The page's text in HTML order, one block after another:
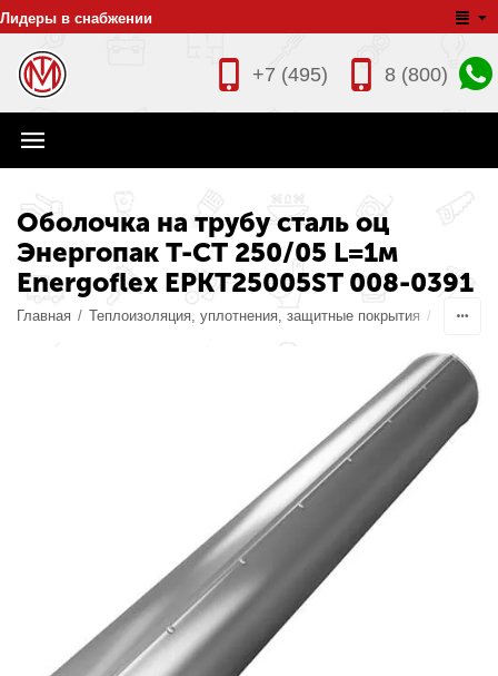
Лидеры в снабжении
8 (800)
+7 (495)
Оболочка на трубу сталь оц
Энергопак Т-СТ 250/05 L=1м
Energoflex EPKT25005ST 008-0391
Главная / Теплоизоляция, уплотнения, защитные покрытия /